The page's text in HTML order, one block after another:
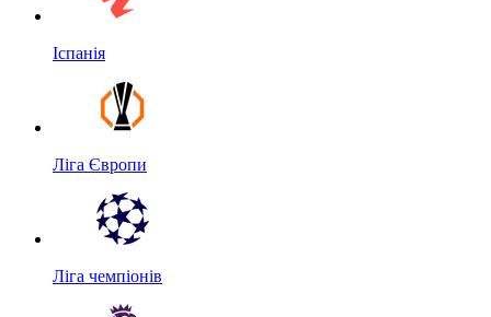
Іспанія
Ліга Європи
Ліга чемпіонів